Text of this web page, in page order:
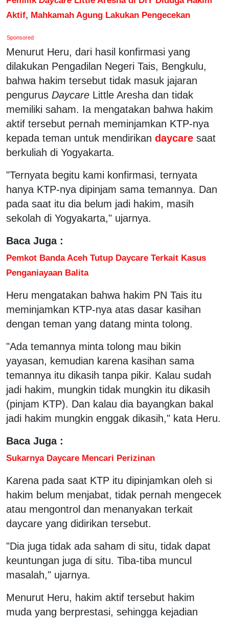
Aktif, Mahkamah Agung Lakukan Pengecekan
Sponsored
Menurut Heru, dari hasil konfirmasi yang
dilakukan Pengadilan Negeri Tais, Bengkulu,
bahwa hakim tersebut tidak masuk jajaran
pengurus Daycare Little Aresha dan tidak
memiliki saham. Ia mengatakan bahwa hakim
aktif tersebut pernah meminjamkan KTP-nya
kepada teman untuk mendirikan daycare saat
berkuliah di Yogyakarta.
"Ternyata begitu kami konfirmasi, ternyata
hanya KTP-nya dipinjam sama temannya. Dan
pada saat itu dia belum jadi hakim, masih
sekolah di Yogyakarta," ujarnya.
Baca Juga :
Pemkot Banda Aceh Tutup Daycare Terkait Kasus
Penganiayaan Balita
Heru mengatakan bahwa hakim PN Tais itu
meminjamkan KTP-nya atas dasar kasihan
dengan teman yang datang minta tolong.
"Ada temannya minta tolong mau bikin
yayasan, kemudian karena kasihan sama
temannya itu dikasih tanpa pikir. Kalau sudah
jadi hakim, mungkin tidak mungkin itu dikasih
(pinjam KTP). Dan kalau dia bayangkan bakal
jadi hakim mungkin enggak dikasih," kata Heru.
Baca Juga :
Sukarnya Daycare Mencari Perizinan
Karena pada saat KTP itu dipinjamkan oleh si
hakim belum menjabat, tidak pernah mengecek
atau mengontrol dan menanyakan terkait
daycare yang didirikan tersebut.
"Dia juga tidak ada saham di situ, tidak dapat
keuntungan juga di situ. Tiba-tiba muncul
masalah," ujarnya.
Menurut Heru, hakim aktif tersebut hakim
muda yang berprestasi, sehingga kejadian